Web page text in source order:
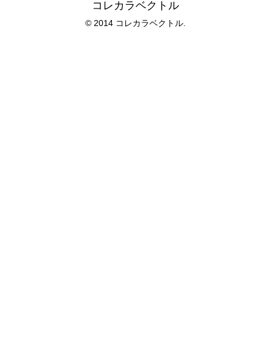
コレカラベクトル
© 2014 コレカラベクトル.